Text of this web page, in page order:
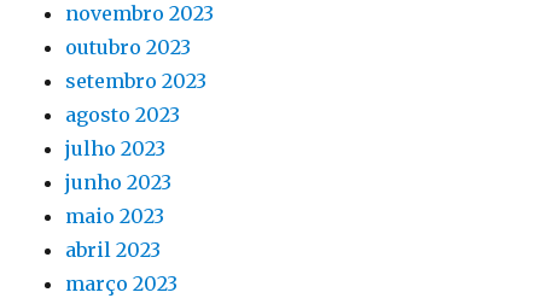
novembro 2023
outubro 2023
setembro 2023
agosto 2023
julho 2023
junho 2023
maio 2023
abril 2023
março 2023